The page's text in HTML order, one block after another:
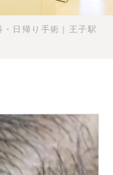
日帰り手術｜王子駅